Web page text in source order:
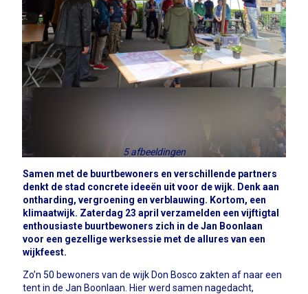
5 afbeeldingen
Samen met de buurtbewoners en verschillende partners
denkt de stad concrete ideeën uit voor de wijk. Denk aan
ontharding, vergroening en verblauwing. Kortom, een
klimaatwijk. Zaterdag 23 april verzamelden een vijftigtal
enthousiaste buurtbewoners zich in de Jan Boonlaan
voor een gezellige werksessie met de allures van een
wijkfeest.
Zo’n 50 bewoners van de wijk Don Bosco zakten af naar een
tent in de Jan Boonlaan. Hier werd samen nagedacht,